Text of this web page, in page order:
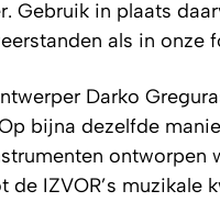
Gebruik in plaats
als in onze
Darko
bijna dezelfde
ontworpen
de IZVOR’s muzikale